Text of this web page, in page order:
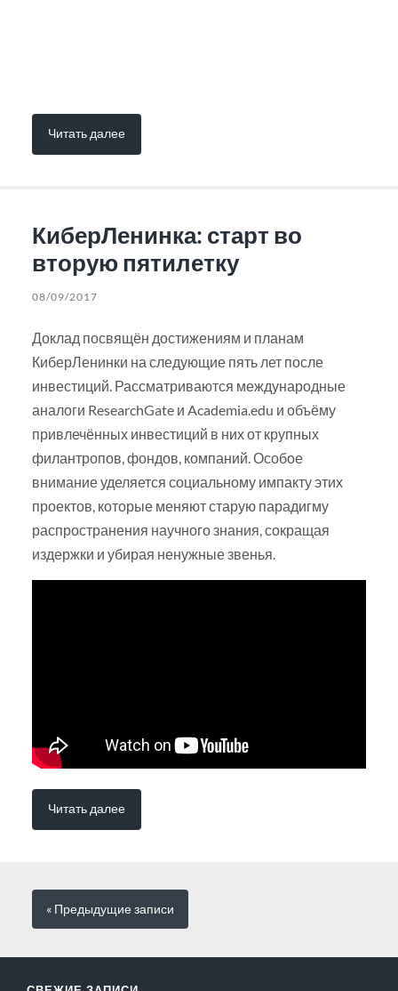
Читать далее
КиберЛенинка: старт во
вторую пятилетку
08/09/2017
Доклад посвящён достижениям и планам
КиберЛенинки на следующие пять лет после
инвестиций. Рассматриваются международные
аналоги ResearchGate и Academia.edu и объёму
привлечённых инвестиций в них от крупных
филантропов, фондов, компаний. Особое
внимание уделяется социальному импакту этих
проектов, которые меняют старую парадигму
распространения научного знания, сокращая
издержки и убирая ненужные звенья.
Читать далее
« Предыдущиезаписи